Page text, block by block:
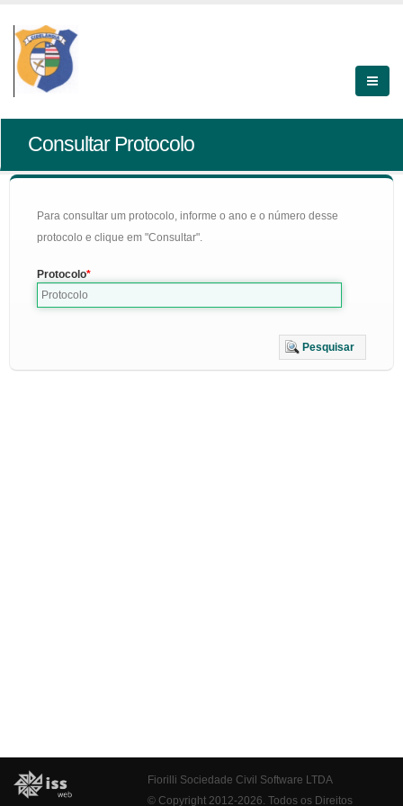
Consultar Protocolo
Para consultar um protocolo, informe o ano e o número desse
protocolo e clique em "Consultar".
Protocolo
Pesquisar
Fiorilli Sociedade Civil Software LTDA
© Copyright 2012-2026. Todos os Direitos